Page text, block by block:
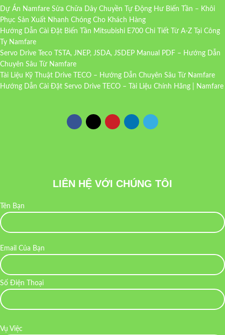
Dự Án Namfare Sửa Chữa Dây Chuyền Tự Động Hư Biến Tần – Khôi
Phục Sản Xuất Nhanh Chóng Cho Khách Hàng
Hướng Dẫn Cài Đặt Biến Tần Mitsubishi E700 Chi Tiết Từ A-Z Tại Công
Ty Namfare
Servo Drive Teco TSTA, JNEP, JSDA, JSDEP Manual PDF – Hướng Dẫn
Chuyên Sâu Từ Namfare
Tài Liệu Kỹ Thuật Drive TECO – Hướng Dẫn Chuyên Sâu Từ Namfare
Hướng Dẫn Cài Đặt Servo Drive TECO – Tài Liệu Chính Hãng | Namfare
LIÊN HỆ VỚI CHÚNG TÔI
Tên Bạn
Email Của Bạn
Số Điện Thoại
Vụ Việc